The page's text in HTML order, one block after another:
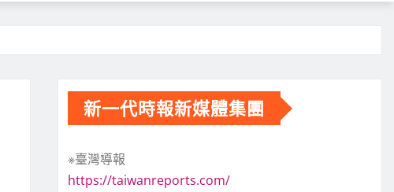
新一代時報新媒體集團
※臺灣導報
https://taiwanreports.com/